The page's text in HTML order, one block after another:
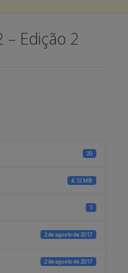
– Edição 2
20
4.12 MB
1
2 de agosto de 2017
2 de agosto de 2017